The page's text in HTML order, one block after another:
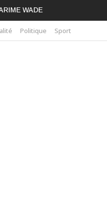
DÉJÀ BLANCHI PAR LA
Politique Sport